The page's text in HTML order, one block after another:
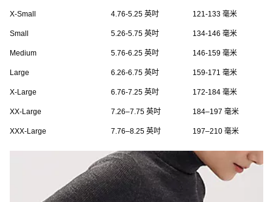
X-Small 4.76-5.25 英吋 121-133 毫米
Small 5.26-5.75 英吋 134-146 毫米
Medium 5.76-6.25 英吋 146-159 毫米
Large 6.26-6.75 英吋 159-171 毫米
X-Large 6.76-7.25 英吋 172-184 毫米
XX-Large 7.26–7.75 英吋 184–197 毫米
XXX-Large 7.76–8.25 英吋 197–210 毫米